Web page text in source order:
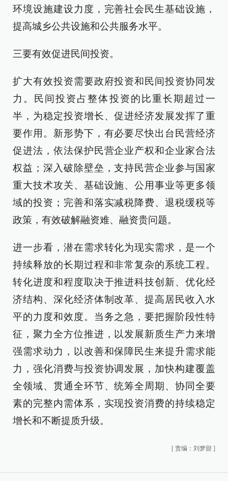
环境设施建设力度，完善社会民生基础设施，
提高城乡公共设施和公共服务水平。
三要有效促进民间投资。
扩大有效投资需要政府投资和民间投资协同发
力。民间投资占整体投资的比重长期超过一
半，为稳定投资增长、促进经济发展发挥了重
要作用。新形势下，有必要尽快出台民营经济
促进法，依法保护民营企业产权和企业家合法
权益；深入破除壁垒，支持民营企业参与国家
重大技术攻关、基础设施、公用事业等更多领
域的投资；完善和落实减税降费、退税缓税等
政策，有效破解融资难、融资贵问题。
进一步看，潜在需求转化为现实需求，是一个
持续释放的长期过程和非常复杂的系统工程。
转化进度和程度取决于推进科技创新、优化经
济结构、深化经济体制改革、提高居民收入水
平的力度和效度。当务之急，要把握阶段性特
征，聚力全方位推进，以发展新质生产力来增
强需求动力，以改善和保障民生来提升需求能
力，强化消费与投资协调发展，加快构建覆盖
全领域、贯通全环节、统筹全周期、协同全要
素的完整内需体系，实现投资消费的持续稳定
增长和不断提质升级。
[ 责编：刘梦甜 ]